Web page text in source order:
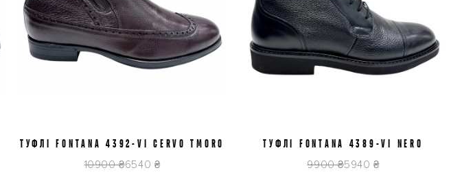
42 4344
ТУФЛІ FONTANA 4392-VI CERVO TMORO
10900 ₴6540 ₴
41 42 4344
ТУФЛІ FONTANA 4389-VI NERO
9900 ₴5940 ₴